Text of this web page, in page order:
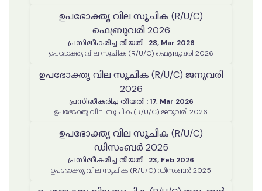
ഉപഭോക്തൃ വില സൂചിക (R/U/C)
ഫെബ്രുവരി 2026
പ്രസിദ്ധീകരിച്ച തീയതി : 28, Mar 2026
ഉപഭോക്തൃ വില സൂചിക (R/U/C) ഫെബ്രുവരി 2026
ഉപഭോക്തൃ വില സൂചിക (R/U/C) ജനുവരി
2026
പ്രസിദ്ധീകരിച്ച തീയതി : 17, Mar 2026
ഉപഭോക്തൃ വില സൂചിക (R/U/C) ജനുവരി 2026
ഉപഭോക്തൃ വില സൂചിക (R/U/C)
ഡിസംബർ 2025
പ്രസിദ്ധീകരിച്ച തീയതി : 23, Feb 2026
ഉപഭോക്തൃ വില സൂചിക (R/U/C) ഡിസംബർ 2025